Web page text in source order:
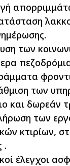
των
των
και δωρεάν
των
κτιρίων,
.
έλεγχοι